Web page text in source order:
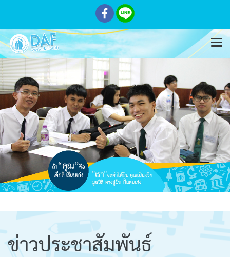
ข่าวประชาสัมพันธ์